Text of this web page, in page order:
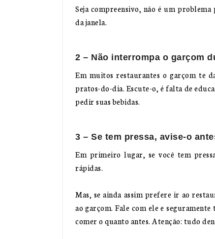
Seja compreensivo, não é um
da janela.
2 – Não interrompa o garçom
Em muitos restaurantes o garçom te
pratos-do-dia. Escute-o, é falta de
pedir suas bebidas.
3 – Se tem pressa, avise-o
Em primeiro lugar, se você tem
rápidas.
Mas, se ainda assim prefere ir ao
ao garçom. Fale com ele e
comer o quanto antes. Atenção: tudo